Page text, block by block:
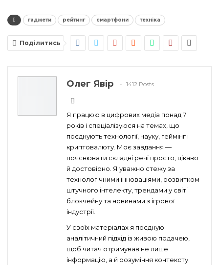
гаджети рейтинг смартфони техніка
Поділитись
Олег Явір 1412 Posts
Я працюю в цифрових медіа понад 7
років і спеціалізуюся на темах, що
поєднують технології, науку, геймінг і
криптовалюту. Моє завдання —
пояснювати складні речі просто, цікаво
й достовірно. Я уважно стежу за
технологічними інноваціями, розвитком
штучного інтелекту, трендами у світі
блокчейну та новинами з ігрової
індустрії.
У своїх матеріалах я поєдную
аналітичний підхід із живою подачею,
щоб читач отримував не лише
інформацію, а й розуміння контексту.